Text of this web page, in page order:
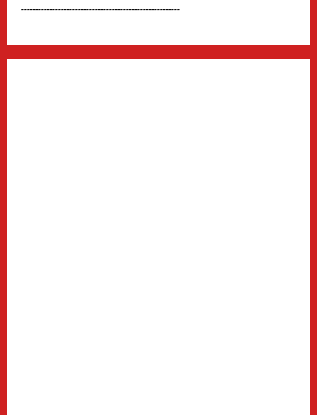
--------------------------------------------------------